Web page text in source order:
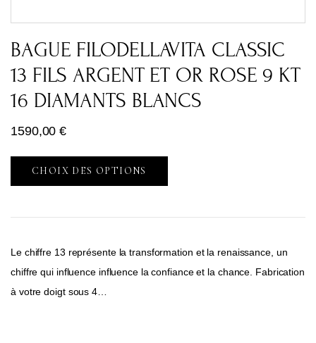
BAGUE FILODELLAVITA CLASSIC
13 FILS ARGENT ET OR ROSE 9 KT
16 DIAMANTS BLANCS
1590,00€
CHOIX DES OPTIONS
Le chiffre 13 représente la transformation et la renaissance, un
chiffre qui influence influence la confiance et la chance. Fabrication
à votre doigt sous 4…